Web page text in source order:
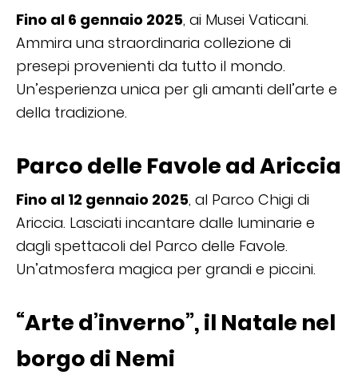
Fino al 6 gennaio 2025, ai Musei Vaticani.
Ammira una straordinaria collezione di
presepi provenienti da tutto il mondo.
Un’esperienza unica per gli amanti dell’arte e
della tradizione.
Parco delle Favole ad Ariccia
Fino al 12 gennaio 2025, al Parco Chigi di
Ariccia. Lasciati incantare dalle luminarie e
dagli spettacoli del Parco delle Favole.
Un’atmosfera magica per grandi e piccini.
“Arte d’inverno”, il Natale nel
borgo di Nemi